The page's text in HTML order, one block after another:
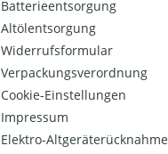
Batterieentsorgung
Altölentsorgung
Widerrufsformular
Verpackungsverordnung
Cookie-Einstellungen
Impressum
Elektro-Altgeräterücknahme